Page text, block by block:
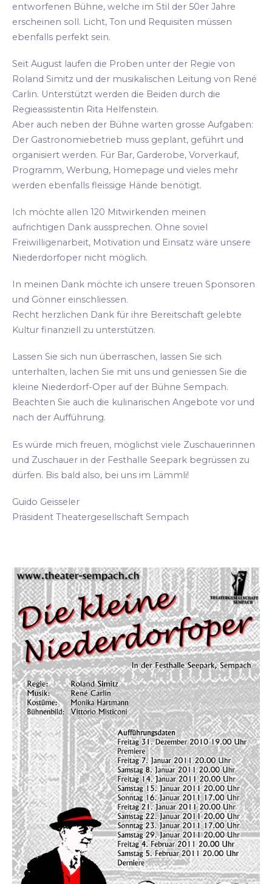
entworfenen Bühne, welche im Stil der 50er Jahre
erscheinen soll. Licht, Ton und Requisiten müssen
ebenfalls perfekt sein.
Seit August laufen die Proben unter der Regie von
Roland Simitz und der musikalischen Leitung von René
Carlin. Unterstützt werden die Beiden durch die
Regieassistentin Rita Helfenstein.
Aber auch neben der Bühne warten grosse Aufgaben:
Der Gastronomiebetrieb muss geplant, geführt und
organisiert werden. Für Bar, Garderobe, Vorverkauf,
Programm, Werbung, Homepage und vieles mehr
werden ebenfalls fleissige Hände benötigt.
Ich möchte allen 120 Mitwirkenden meinen
aufrichtigen Dank aussprechen. Ohne soviel
Freiwilligenarbeit, Motivation und Einsatz wäre unsere
Niederdorfoper nicht möglich.
In meinen Dank möchte ich unsere treuen Sponsoren
und Gönner einschliessen.
Recht herzlichen Dank für ihre Bereitschaft gelebte
Kultur finanziell zu unterstützen.
Lassen Sie sich nun überraschen, lassen Sie sich
unterhalten, lachen Sie mit uns und geniessen Sie die
kleine Niederdorf-Oper auf der Bühne Sempach.
Beachten Sie auch die kulinarischen Angebote vor und
nach der Aufführung.
Es würde mich freuen, möglichst viele Zuschauerinnen
und Zuschauer in der Festhalle Seepark begrüssen zu
dürfen. Bis bald also, bei uns im Lämmli!
Guido Geisseler
Präsident Theatergesellschaft Sempach